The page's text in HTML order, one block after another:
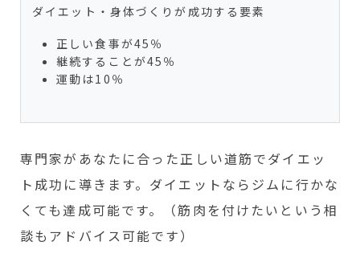
ダイエット・身体づくりが成功する要素
正しい食事が45％
継続することが45％
運動は10％
専門家があなたに合った正しい道筋でダイエッ
ト成功に導きます。ダイエットならジムに行かな
くても達成可能です。（筋肉を付けたいという相
談もアドバイス可能です）